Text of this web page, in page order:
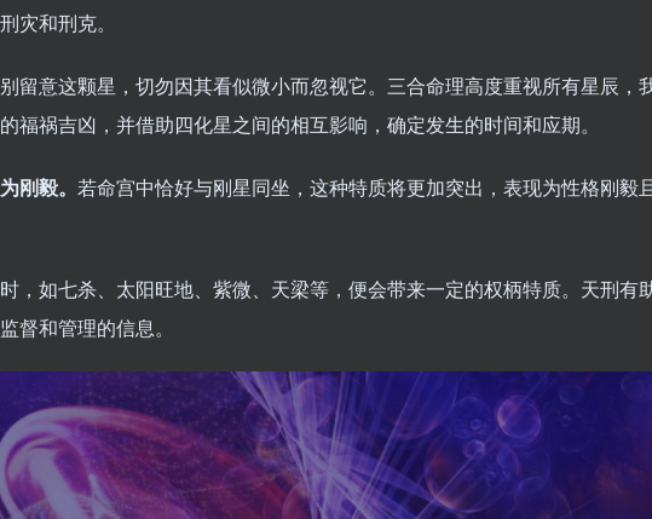
灾和刑克。
留意这颗星，切勿因其看似微小而忽视它。三合命理高度重视所有星辰，
福祸吉凶，并借助四化星之间的相互影响，确定发生的时间和应期。
刚毅。 若命宫中恰好与刚星同坐，这种特质将更加突出，表现为性格刚毅
，如七杀、太阳旺地、紫微、天梁等，便会带来一定的权柄特质。天刑有
督和管理的信息。